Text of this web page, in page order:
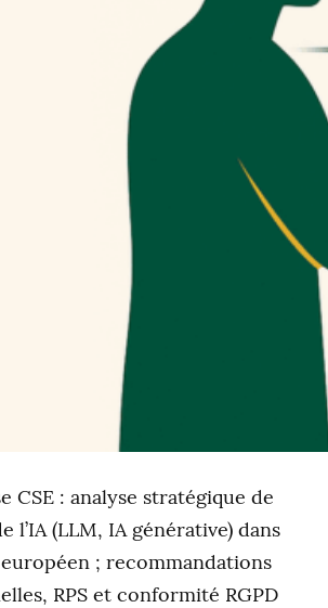
CSE : analyse stratégique de
l’IA (LLM, IA générative) dans
; recommandations
RPS et conformité RGPD